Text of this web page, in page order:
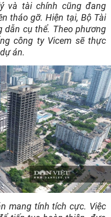
và tài chính cũng đang
tháo gỡ. Hiện tại, Bộ Tài
dẫn cụ thể. Theo phương
công ty Vicem sẽ thực
án.
mang tính tích cực. Việc